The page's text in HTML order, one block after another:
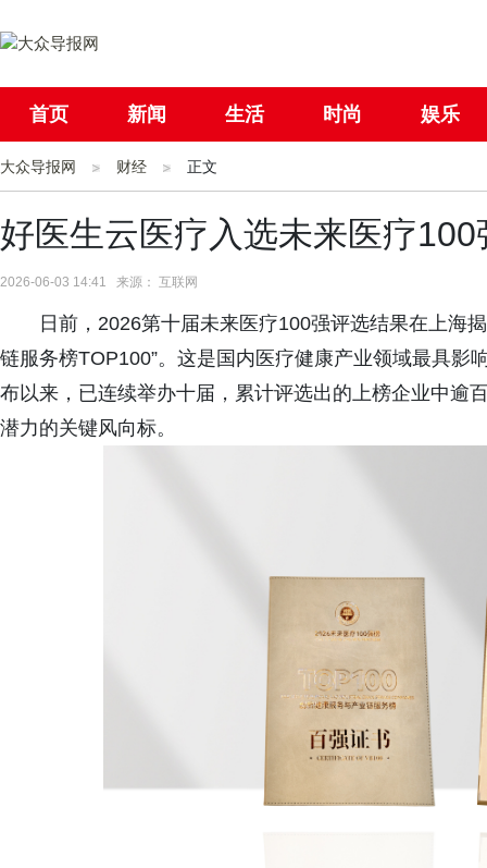
首页 新闻 生活 时尚 娱乐
社会 国际
大众导报网 财经 正文
好医生云医疗入选未来医疗
2026-06-03 14:41 来源： 互联网
日前，2026第十届未来医疗100强评选结果在上海
链服务榜TOP100”。这是国内医疗健康产业领域最具影
布以来，已连续举办十届，累计评选出的上榜企业中逾
潜力的关键风向标。